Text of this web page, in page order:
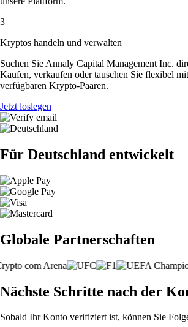
3
Kryptos handeln und verwalten
Suchen Sie Annaly Capital Management Inc.
Kaufen, verkaufen oder tauschen Sie flexibel
verfügbaren Krypto-Paaren.
Jetzt loslegen
Für Deutschland entwickelt
Globale Partnerschaften
Nächste Schritte nach der
Sobald Ihr Konto verifiziert ist, können Sie